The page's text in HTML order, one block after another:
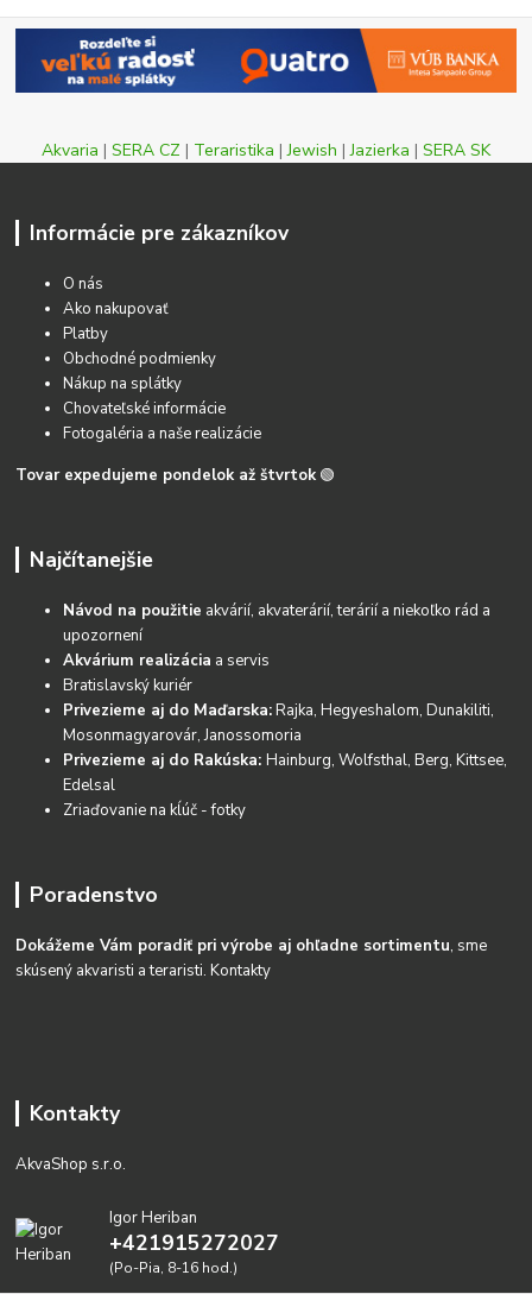
Akvaria | SERA CZ | Teraristika |Jewish |Jazierka | SERA SK
Informácie pre zákazníkov
O nás
Ako nakupovať
Platby
Obchodné podmienky
Nákup na splátky
Chovateľské informácie
Fotogaléria a naše realizácie
Tovar expedujeme pondelok až štvrtok 🟢
Najčítanejšie
Návod na použitie akvárií, akvaterárií, terárií a niekoľko rád a
upozornení
Akvárium realizácia a servis
Bratislavský kuriér
Privezieme aj do Maďarska:Rajka, Hegyeshalom, Dunakiliti,
Mosonmagyarovár, Janossomoria
Privezieme aj do Rakúska:Hainburg, Wolfsthal, Berg, Kittsee,
Edelsal
Zriaďovanie na kĺúč - fotky
Poradenstvo
Dokážeme Vám poradiť pri výrobe aj ohľadne sortimentu, sme
skúsený akvaristi a teraristi.Kontakty
Kontakty
AkvaShop s.r.o.
Igor Heriban
+421915272027
(Po-Pia, 8-16 hod.)